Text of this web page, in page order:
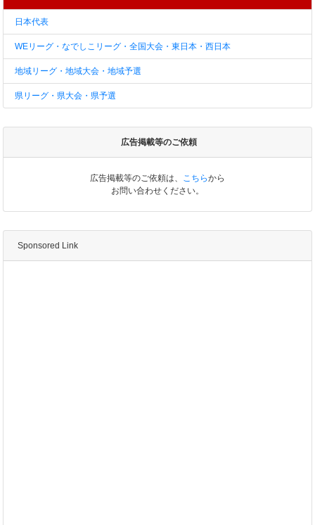
日本代表
WEリーグ・なでしこリーグ・全国大会・東日本・西日本
地域リーグ・地域大会・地域予選
県リーグ・県大会・県予選
広告掲載等のご依頼
広告掲載等のご依頼は、 こちらから
お問い合わせください。
Sponsored Link